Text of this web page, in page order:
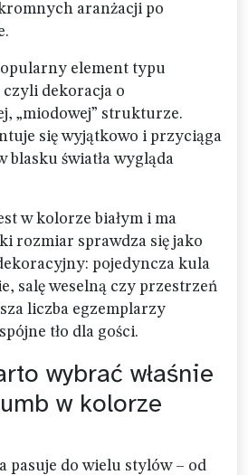
aranżacji po
element typu
czyli dekoracja o
„miodowej” strukturze.
się wyjątkowo i przyciąga
blasku światła wygląda
w kolorze białym i ma
rozmiar sprawdza się jako
pojedyncza kula
salę weselną czy przestrzeń
liczba egzemplarzy
tło dla gości.
wybrać właśnie
w kolorze
pasuje do wielu stylów – od